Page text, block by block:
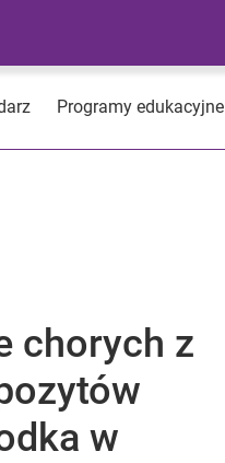
Programy edukacyjne
chorych z
w